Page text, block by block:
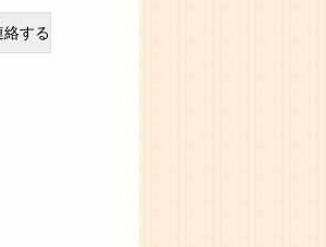
絡する